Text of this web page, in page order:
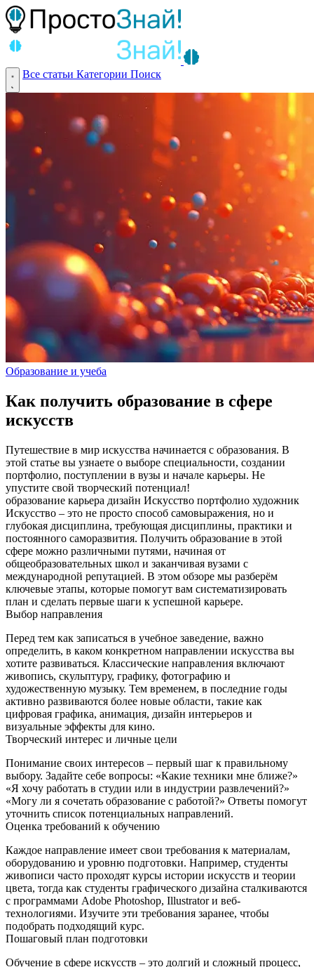
Все статьи Категории Поиск
Образование и учеба
Как получить образование в сфере
искусств
Путешествие в мир искусства начинается с образования. В
этой статье вы узнаете о выборе специальности, создании
портфолио, поступлении в вузы и начале карьеры. Не
упустите свой творческий потенциал!
образование карьера дизайн Искусство портфолио художник
Искусство – это не просто способ самовыражения, но и
глубокая дисциплина, требующая дисциплины, практики и
постоянного саморазвития. Получить образование в этой
сфере можно различными путями, начиная от
общеобразовательных школ и заканчивая вузами с
международной репутацией. В этом обзоре мы разберём
ключевые этапы, которые помогут вам систематизировать
план и сделать первые шаги к успешной карьере.
Выбор направления
Перед тем как записаться в учебное заведение, важно
определить, в каком конкретном направлении искусства вы
хотите развиваться. Классические направления включают
живопись, скульптуру, графику, фотографию и
художественную музыку. Тем временем, в последние годы
активно развиваются более новые области, такие как
цифровая графика, анимация, дизайн интерьеров и
визуальные эффекты для кино.
Творческий интерес и личные цели
Понимание своих интересов – первый шаг к правильному
выбору. Задайте себе вопросы: «Какие техники мне ближе?»
«Я хочу работать в студии или в индустрии развлечений?»
«Могу ли я сочетать образование с работой?» Ответы помогут
уточнить список потенциальных направлений.
Оценка требований к обучению
Каждое направление имеет свои требования к материалам,
оборудованию и уровню подготовки. Например, студенты
живописи часто проходят курсы истории искусств и теории
цвета, тогда как студенты графического дизайна сталкиваются
с программами Adobe Photoshop, Illustrator и веб-
технологиями. Изучите эти требования заранее, чтобы
подобрать подходящий курс.
Пошаговый план подготовки
Обучение в сфере искусств – это долгий и сложный процесс,